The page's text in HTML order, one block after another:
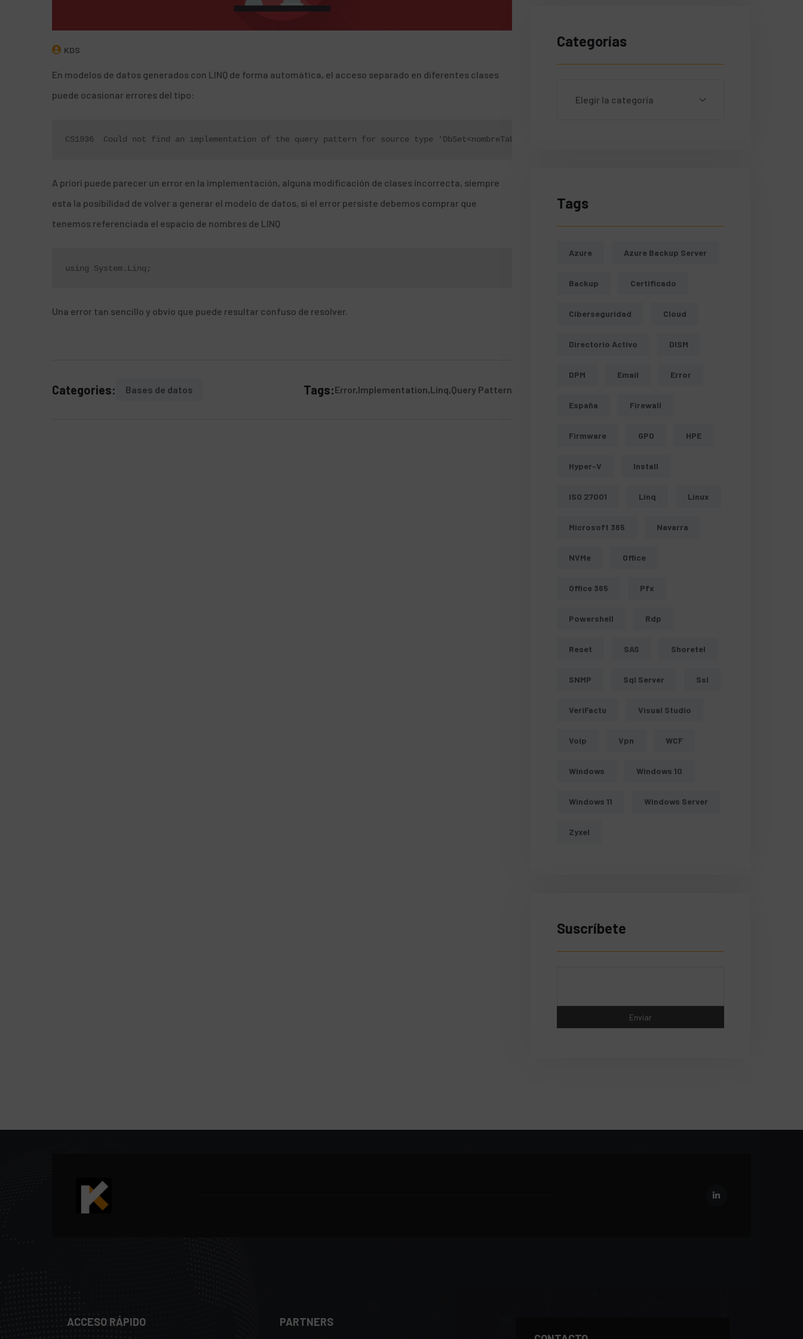
KDS
En modelos de datos generados con LINQ de forma automática, el acceso separado en diferentes clases
puede ocasionar errores del tipo:
CS1936	Could not find an implementation of the query pattern for source type 'DbSet<nombreTabla>'.  'Where' not found.
A priori puede parecer un error en la implementación, alguna modificación de clases incorrecta, siempre
esta la posibilidad de volver a generar el modelo de datos, si el error persiste debemos comprar que
tenemos referenciada el espacio de nombres de LINQ
using System.Linq;
Una error tan sencillo y obvio que puede resultar confuso de resolver.
Categories: Bases de datos Tags:Error Implementation Linq Query Pattern
Categorías
Tags
Azure Azure Backup Server
Backup Certificado
Ciberseguridad Cloud
Directorio Activo DISM
DPM Email Error
España Firewall
Firmware GPO HPE
Hyper-V Install
ISO 27001 Linq Linux
Microsoft 365 Navarra
NVMe Office
Office 365 Pfx
Powershell Rdp
Reset SAS Shoretel
SNMP Sql Server Ssl
VeriFactu Visual Studio
Voip Vpn WCF
Windows Windows 10
Windows 11 Windows Server
Zyxel
Suscríbete
ACCESO RÁPIDO
PARTNERS